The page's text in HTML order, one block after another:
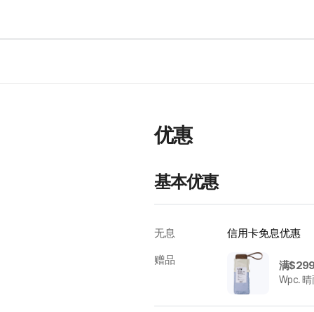
优惠
基本优惠
无息 信用卡免息优惠
赠品
Wpc. 晴